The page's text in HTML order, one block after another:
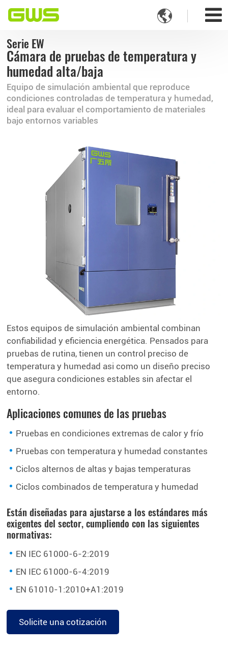

Serie EW
Cámara de pruebas de temperatura y
humedad alta/baja
Equipo de simulación ambiental que reproduce
condiciones controladas de temperatura y humedad,
ideal para evaluar el comportamiento de materiales
bajo entornos variables
Estos equipos de simulación ambiental combinan
confiabilidad y eficiencia energética. Pensados para
pruebas de rutina, tienen un control preciso de
temperatura y humedad asi como un diseño preciso
que asegura condiciones estables sin afectar el
entorno.
Aplicaciones comunes de las pruebas
Pruebas en condiciones extremas de calor y frío
Pruebas con temperatura y humedad constantes
Ciclos alternos de altas y bajas temperaturas
Ciclos combinados de temperatura y humedad
Están diseñadas para ajustarse a los estándares más
exigentes del sector, cumpliendo con las siguientes
normativas:
EN IEC 61000-6-2:2019
EN IEC 61000-6-4:2019
EN 61010-1:2010+A1:2019
Solicite una cotización